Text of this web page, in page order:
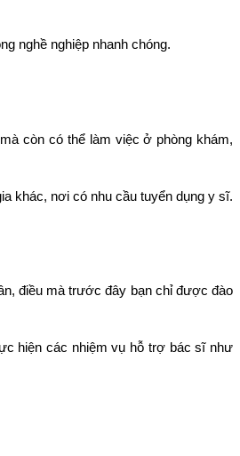
nghề nghiệp nhanh chóng.
còn có thể làm việc ở phòng khám,
khác, nơi có nhu cầu tuyển dụng y sĩ.
điều mà trước đây bạn chỉ được đào
hiện các nhiệm vụ hỗ trợ bác sĩ như